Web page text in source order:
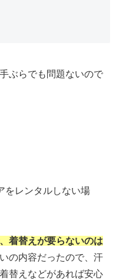
ぶらでも問題ないので
をレンタルしない場
着替えが要らないのは
の内容だったので、汗
替えなどがあれば安心